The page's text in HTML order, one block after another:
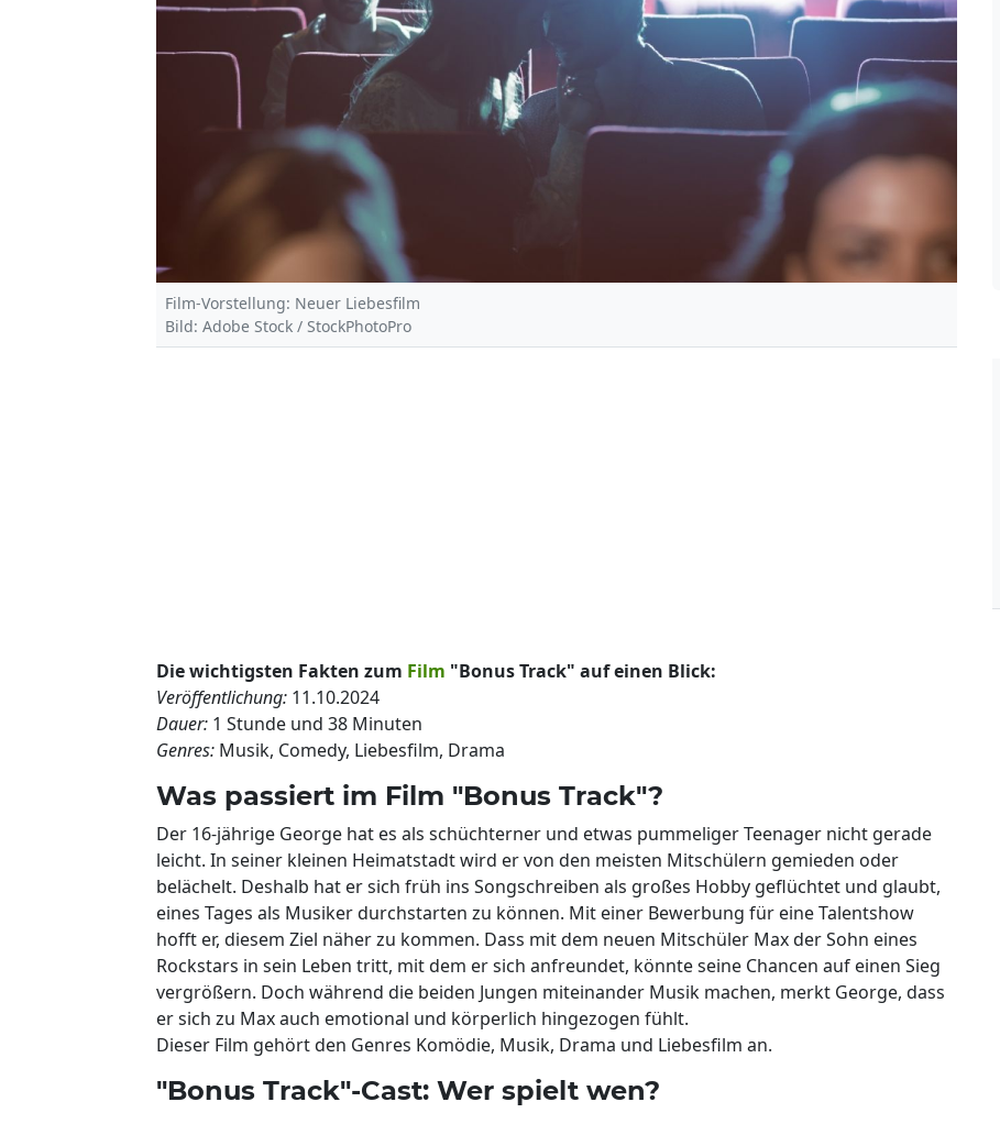
Film-Vorstellung: Neuer Liebesfilm
Bild: Adobe Stock / StockPhotoPro
Die wichtigsten Fakten zum Film "Bonus Track" auf einen Blick:
Veröffentlichung: 11.10.2024
Dauer: 1 Stunde und 38 Minuten
Genres: Musik, Comedy, Liebesfilm, Drama
Was passiert im Film "Bonus Track"?
Der 16-jährige George hat es als schüchterner und etwas pummeliger Teenager nicht gerade
leicht. In seiner kleinen Heimatstadt wird er von den meisten Mitschülern gemieden oder
belächelt. Deshalb hat er sich früh ins Songschreiben als großes Hobby geflüchtet und glaubt,
eines Tages als Musiker durchstarten zu können. Mit einer Bewerbung für eine Talentshow
hofft er, diesem Ziel näher zu kommen. Dass mit dem neuen Mitschüler Max der Sohn eines
Rockstars in sein Leben tritt, mit dem er sich anfreundet, könnte seine Chancen auf einen Sieg
vergrößern. Doch während die beiden Jungen miteinander Musik machen, merkt George, dass
er sich zu Max auch emotional und körperlich hingezogen fühlt.
Dieser Film gehört den Genres Komödie, Musik, Drama und Liebesfilm an.
"Bonus Track"-Cast: Wer spielt wen?